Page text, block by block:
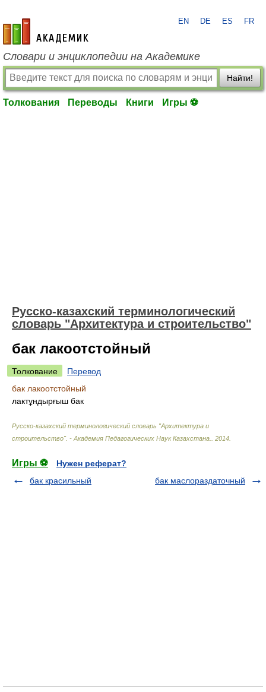
academic.ru
EN DE ES FR
Словари и энциклопедии на Академике
Найти!
Толкования Переводы Книги Игры ⚽
Русско-казахский терминологический
словарь "Архитектура и строительство"
бак лакоотстойный
Толкование
Перевод
бак лакоотстойный
лактұндырғыш бак
Русско-казахский терминологический словарь "Архитектура и
строительство". - Академия Педагогических Наук Казахстана.
2014
Игры ⚽
Нужен реферат?
бак красильный
бак маслораздаточный